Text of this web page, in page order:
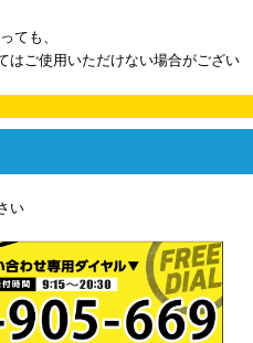
ても、
ご使用いただけない場合がござい
い